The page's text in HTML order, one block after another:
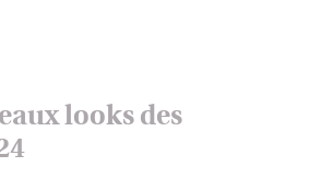
looks des